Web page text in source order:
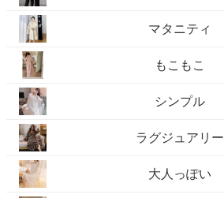
マタニティ
もこもこ
シンプル
ラグジュアリー
大人っぽい